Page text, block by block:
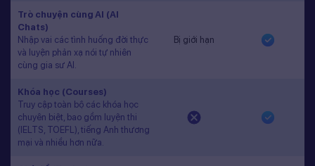
Trò chuyện cùng AI (AI
Chats)
Nhập vai các tình huống đời thực
và luyện phản xạ nói tự nhiên
cùng gia sư AI.
Bị giới hạn
Khóa học (Courses)
Truy cập toàn bộ các khóa học
chuyên biệt, bao gồm luyện thi
(IELTS, TOEFL), tiếng Anh thương
mại và nhiều hơn nữa.